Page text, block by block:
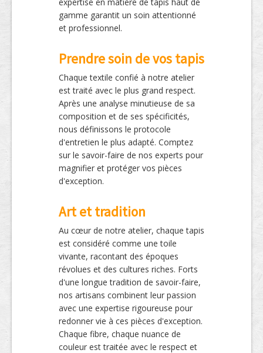
gamme garantit un soin attentionné
et professionnel.
Prendre soin de vos tapis
Chaque textile confié à notre atelier
est traité avec le plus grand respect.
Après une analyse minutieuse de sa
composition et de ses spécificités,
nous définissons le protocole
d'entretien le plus adapté. Comptez
sur le savoir-faire de nos experts pour
magnifier et protéger vos pièces
d'exception.
Art et tradition
Au cœur de notre atelier, chaque tapis
est considéré comme une toile
vivante, racontant des époques
révolues et des cultures riches. Forts
d'une longue tradition de savoir-faire,
nos artisans combinent leur passion
avec une expertise rigoureuse pour
redonner vie à ces pièces d'exception.
Chaque fibre, chaque nuance de
couleur est traitée avec le respect et